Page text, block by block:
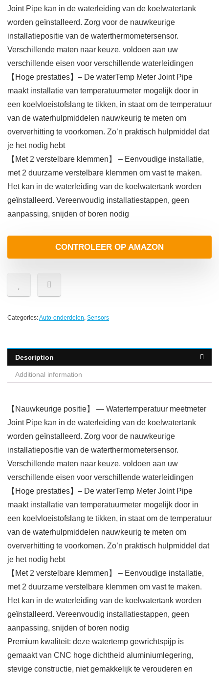
Joint Pipe kan in de waterleiding van de koelwatertank
worden geïnstalleerd. Zorg voor de nauwkeurige
installatiepositie van de waterthermometersensor.
Verschillende maten naar keuze, voldoen aan uw
verschillende eisen voor verschillende waterleidingen
【Hoge prestaties】– De waterTemp Meter Joint Pipe
maakt installatie van temperatuurmeter mogelijk door in
een koelvloeistofslang te tikken, in staat om de temperatuur
van de waterhulpmiddelen nauwkeurig te meten om
oververhitting te voorkomen. Zo’n praktisch hulpmiddel dat
je het nodig hebt
【Met 2 verstelbare klemmen】 – Eenvoudige installatie,
met 2 duurzame verstelbare klemmen om vast te maken.
Het kan in de waterleiding van de koelwatertank worden
geïnstalleerd. Vereenvoudig installatiestappen, geen
aanpassing, snijden of boren nodig
CONTROLEER OP AMAZON
Categories:Auto-onderdelen, Sensors
Description
Additional information
【Nauwkeurige positie】 — Watertemperatuur meetmeter
Joint Pipe kan in de waterleiding van de koelwatertank
worden geïnstalleerd. Zorg voor de nauwkeurige
installatiepositie van de waterthermometersensor.
Verschillende maten naar keuze, voldoen aan uw
verschillende eisen voor verschillende waterleidingen
【Hoge prestaties】– De waterTemp Meter Joint Pipe
maakt installatie van temperatuurmeter mogelijk door in
een koelvloeistofslang te tikken, in staat om de temperatuur
van de waterhulpmiddelen nauwkeurig te meten om
oververhitting te voorkomen. Zo’n praktisch hulpmiddel dat
je het nodig hebt
【Met 2 verstelbare klemmen】 – Eenvoudige installatie,
met 2 duurzame verstelbare klemmen om vast te maken.
Het kan in de waterleiding van de koelwatertank worden
geïnstalleerd. Vereenvoudig installatiestappen, geen
aanpassing, snijden of boren nodig
Premium kwaliteit: deze watertemp gewrichtspijp is
gemaakt van CNC hoge dichtheid aluminiumlegering,
stevige constructie, niet gemakkelijk te verouderen en